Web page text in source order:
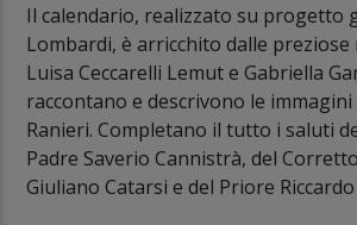
Il calendario, realizzato su progetto
Lombardi, è arricchito dalle
Luisa Ceccarelli Lemut e Gabriella
raccontano e descrivono le immagini
Ranieri. Completano il tutto i saluti
Padre Saverio Cannistrà, del
Giuliano Catarsi e del Priore